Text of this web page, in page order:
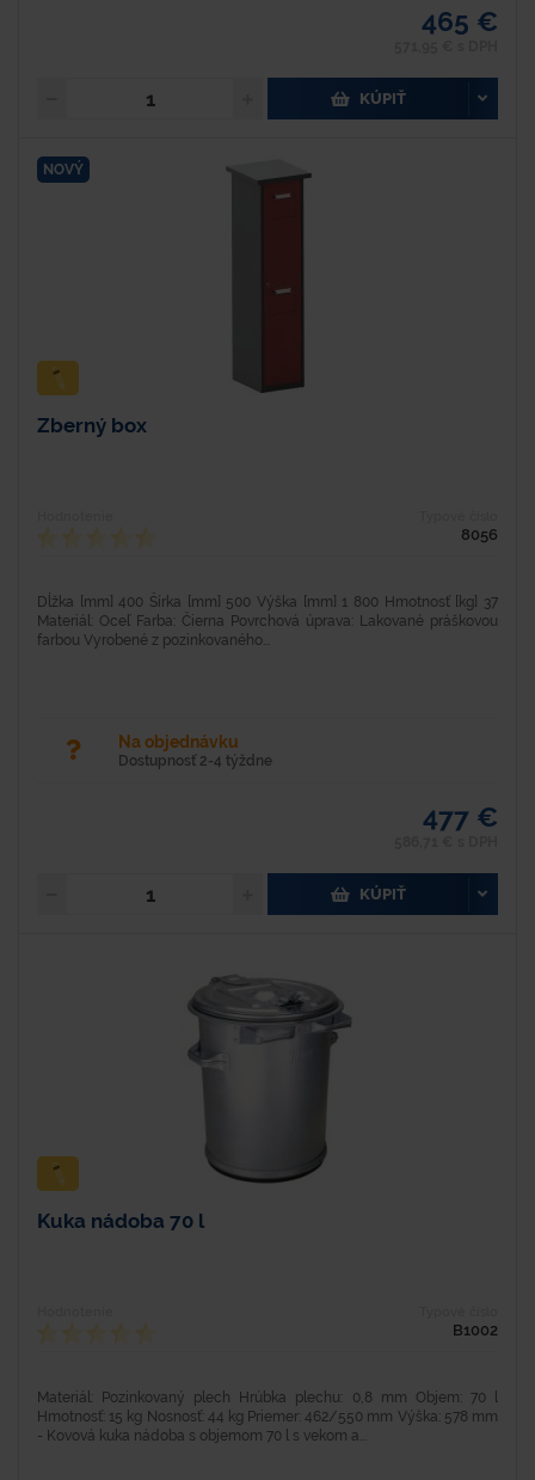
465 €
KÚPIŤ
NOVÝ
Zberný box
8056
Dĺžka [mm] 400 Šírka [mm] 500 Výška [mm] 1 800 Hmotnosť [kg] 37
Materiál: Oceľ Farba: Čierna Povrchová úprava: Lakované práškovou
farbou Vyrobené z pozinkovaného...
Na objednávku
Dostupnosť 2-4 týždne
477 €
KÚPIŤ
Kuka nádoba 70 l
B1002
Materiál: Pozinkovaný plech Hrúbka plechu: 0,8 mm Objem: 70 l
Hmotnosť: 15 kg Nosnosť: 44 kg Priemer: 462/550 mm Výška: 578 mm
- Kovová kuka nádoba s objemom 70 l s vekom a...